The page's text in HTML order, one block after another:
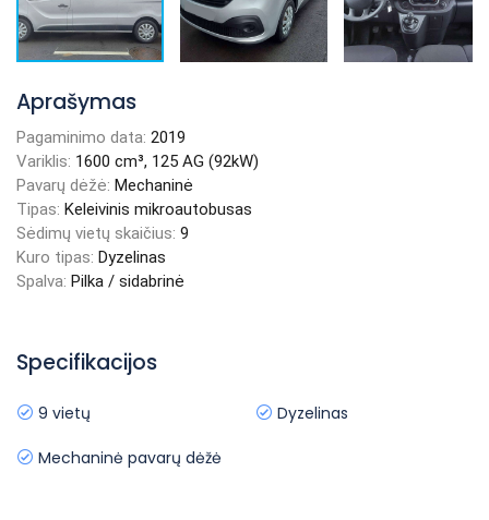
Aprašymas
Pagaminimo data: 2019
Variklis: 1600 cm³, 125 AG (92kW)
Pavarų dėžė: Mechaninė
Tipas: Keleivinis mikroautobusas
Sėdimų vietų skaičius: 9
Kuro tipas: Dyzelinas
Spalva: Pilka / sidabrinė
Specifikacijos
9 vietų Dyzelinas
Mechaninė pavarų dėžė